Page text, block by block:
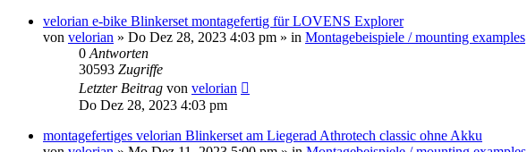
velorian e-bike Blinkerset montagefertig für LOVENS Explorer
von velorian » Do Dez 28, 2023 4:03 pm » in Montagebeispiele / mounting examples
0Antworten
30593 Zugriffe
Letzter Beitrag von velorian
Do Dez 28, 2023 4:03 pm
montagefertiges velorian Blinkerset am Liegerad Athrotech classic ohne Akku